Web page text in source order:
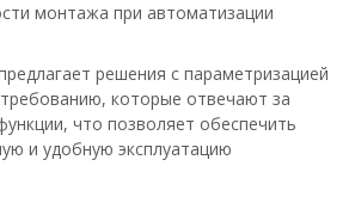
монтажа при автоматизации
решения с параметризацией
которые отвечают за
что позволяет обеспечить
и удобную эксплуатацию